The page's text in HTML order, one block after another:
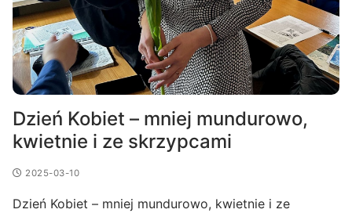
Dzień Kobiet – mniej mundurowo,
kwietnie i ze skrzypcami
2025-03-10
Dzień Kobiet – mniej mundurowo, kwietnie i ze